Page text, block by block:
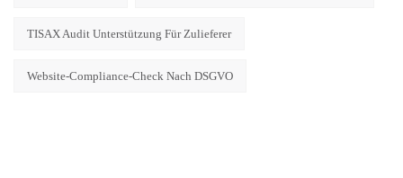
TISAX Audit Unterstützung Für Zulieferer
Website-Compliance-Check Nach DSGVO